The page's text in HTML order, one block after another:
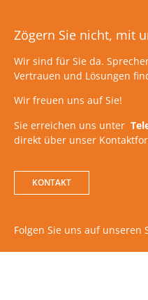
Zögern Sie nicht, mit
Wir sind für Sie da.
Vertrauen und Lösungen
Wir freuen uns auf Sie!
Sie erreichen uns unter
direkt über unser
KONTAKT
Folgen Sie uns auf unseren